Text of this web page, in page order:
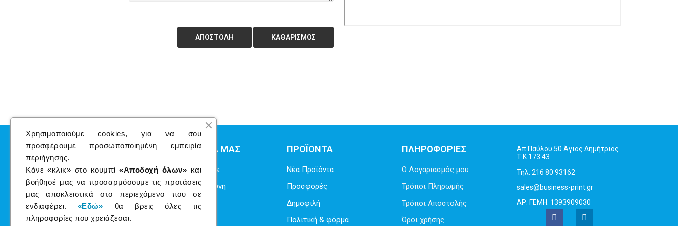
ΑΠΟΣΤΟΛΉ
Η ΕΤΑΙΡΕΙΑ ΜΑΣ
Ποιοι είμαστε
Εταιρική Ευθύνη
Εγγύηση
ΠΡΟΪΟΝΤΑ
Νέα Προϊόντα
Προσφορές
Δημοφιλή
Πολιτική & φόρμα
ΠΛΗΡΟΦΟΡΙΕΣ
Ο Λογαριασμός μου
Τρόποι Πληρωμής
Τρόποι Αποστολής
Όροι χρήσης
Απ.Παύλου 50 Άγιος Δημήτριος
Τ.Κ 173 43
Τηλ: 216 80 93162
sales@business-print.gr
ΑΡ. ΓΕΜΗ: 1393909030
Χρησιμοποιούμε cookies, για να σου
προσφέρουμε προσωποποιημένη εμπειρία
περιήγησης.
Κάνε «κλικ» στο κουμπί«Αποδοχή όλων» και
βοήθησέ μας να προσαρμόσουμε τις προτάσεις
μας αποκλειστικά στο περιεχόμενο που σε
ενδιαφέρει. «Εδώ» θα βρεις όλες τις
πληροφορίες που χρειάζεσαι.